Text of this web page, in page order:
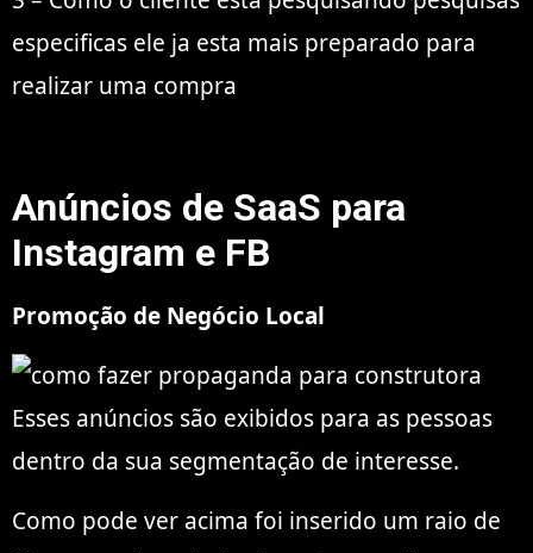
especificas ele ja esta mais preparado para
realizar uma compra
Anúncios de SaaS para
Instagram e FB
Promoção de Negócio Local
Esses anúncios são exibidos para as pessoas
dentro da sua segmentação de interesse.
Como pode ver acima foi inserido um raio de